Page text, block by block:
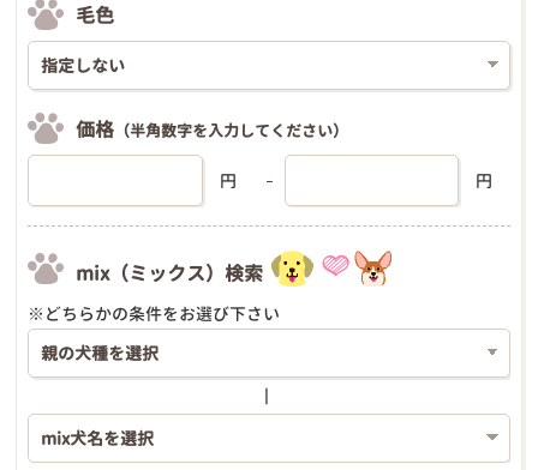
毛色
価格 （半角数字を入力してください）
円 円
mix（ミックス）検索
※どちらかの条件をお選び下さい